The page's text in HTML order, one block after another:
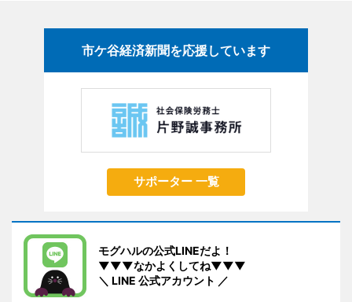
市ケ谷経済新聞を応援しています
サポーター 一覧
モグハルの公式LINEだよ！
▼▼▼なかよくしてね▼▼▼
＼ LINE 公式アカウント ／